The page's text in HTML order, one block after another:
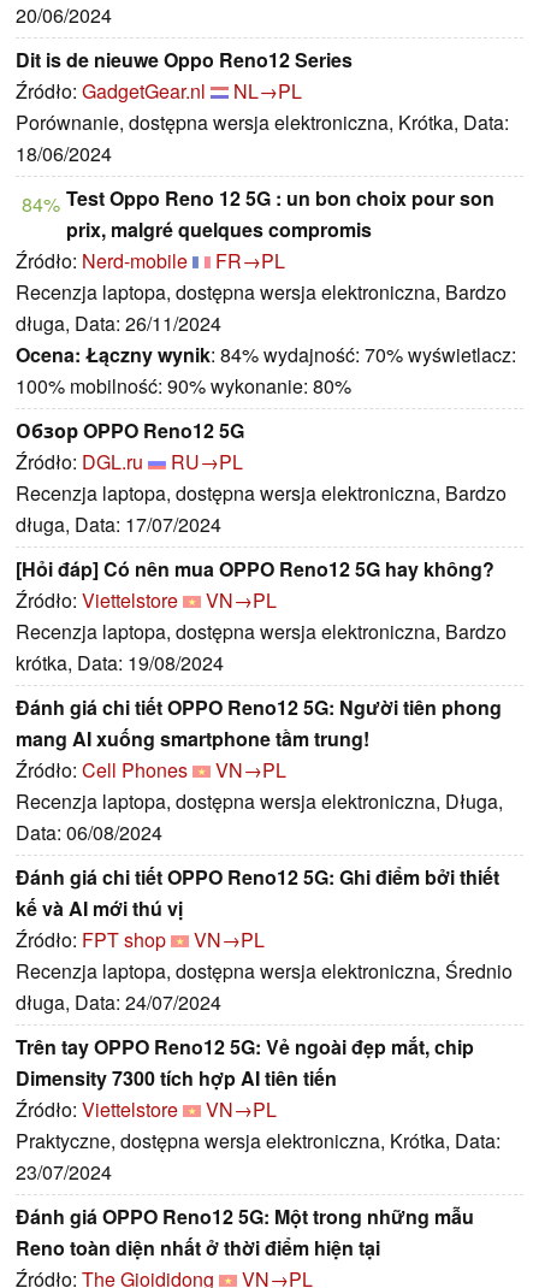
20/06/2024
Dit is de nieuwe Oppo Reno12 Series
Źródło: GadgetGear.nl
NL→PL
Porównanie, dostępna wersja elektroniczna, Krótka, Data:
18/06/2024
84% Test Oppo Reno 12 5G : un bon choix pour son
prix, malgré quelques compromis
Źródło: Nerd-mobile
FR→PL
Recenzja laptopa, dostępna wersja elektroniczna, Bardzo
długa, Data: 26/11/2024
Ocena: Łączny wynik: 84% wydajność: 70% wyświetlacz:
100% mobilność: 90% wykonanie: 80%
Обзор OPPO Reno12 5G
Źródło: DGL.ru
RU→PL
Recenzja laptopa, dostępna wersja elektroniczna, Bardzo
długa, Data: 17/07/2024
[Hỏi đáp] Có nên mua OPPO Reno12 5G hay không?
Źródło: Viettelstore
VN→PL
Recenzja laptopa, dostępna wersja elektroniczna, Bardzo
krótka, Data: 19/08/2024
Đánh giá chi tiết OPPO Reno12 5G: Người tiên phong
mang AI xuống smartphone tầm trung!
Źródło: Cell Phones
VN→PL
Recenzja laptopa, dostępna wersja elektroniczna, Długa,
Data: 06/08/2024
Đánh giá chi tiết OPPO Reno12 5G: Ghi điểm bởi thiết
kế và AI mới thú vị
Źródło: FPT shop
VN→PL
Recenzja laptopa, dostępna wersja elektroniczna, Średnio
długa, Data: 24/07/2024
Trên tay OPPO Reno12 5G: Vẻ ngoài đẹp mắt, chip
Dimensity 7300 tích hợp AI tiên tiến
Źródło: Viettelstore
VN→PL
Praktyczne, dostępna wersja elektroniczna, Krótka, Data:
23/07/2024
Đánh giá OPPO Reno12 5G: Một trong những mẫu
Reno toàn diện nhất ở thời điểm hiện tại
Źródło: The Gioididong VN→PL